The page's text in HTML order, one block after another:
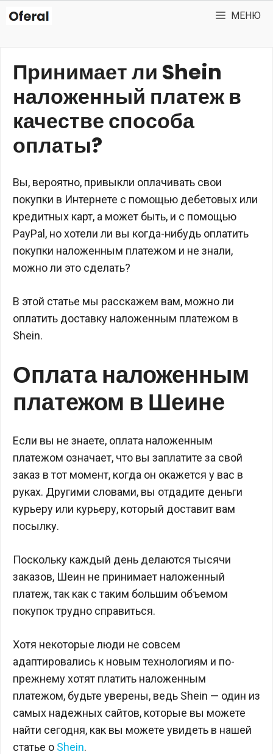
Перейти
МЕНЮ
Принимает ли Shein
наложенный платеж в
качестве способа
оплаты?
Вы, вероятно, привыкли оплачивать свои
покупки в Интернете с помощью дебетовых или
кредитных карт, а может быть, и с помощью
PayPal, но хотели ли вы когда-нибудь оплатить
покупки наложенным платежом и не знали,
можно ли это сделать?
В этой статье мы расскажем вам, можно ли
оплатить доставку наложенным платежом в
Shein.
Оплата наложенным
платежом в Шеине
Если вы не знаете, оплата наложенным
платежом означает, что вы заплатите за свой
заказ в тот момент, когда он окажется у вас в
руках. Другими словами, вы отдадите деньги
курьеру или курьеру, который доставит вам
посылку.
Поскольку каждый день делаются тысячи
заказов, Шеин не принимает наложенный
платеж, так как с таким большим объемом
покупок трудно справиться.
Хотя некоторые люди не совсем
адаптировались к новым технологиям и по-
прежнему хотят платить наложенным
платежом, будьте уверены, ведь Shein — один из
самых надежных сайтов, которые вы можете
найти сегодня, как вы можете увидеть в нашей
статье о Shein.